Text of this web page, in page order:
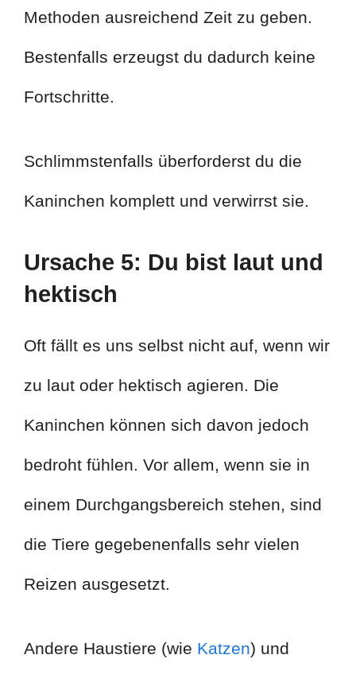
Methoden ausreichend Zeit zu geben.
Bestenfalls erzeugst du dadurch keine
Fortschritte.
Schlimmstenfalls überforderst du die
Kaninchen komplett und verwirrst sie.
Ursache 5: Du bist laut und
hektisch
Oft fällt es uns selbst nicht auf, wenn wir
zu laut oder hektisch agieren. Die
Kaninchen können sich davon jedoch
bedroht fühlen. Vor allem, wenn sie in
einem Durchgangsbereich stehen, sind
die Tiere gegebenenfalls sehr vielen
Reizen ausgesetzt.
Andere Haustiere (wie Katzen) und